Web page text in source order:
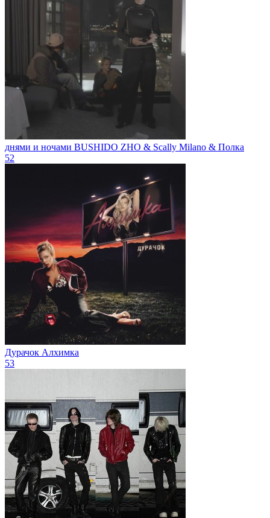
днями и ночами BUSHIDO ZHO & Scally Milano & Полка
52
Дурачок Алхимка
53